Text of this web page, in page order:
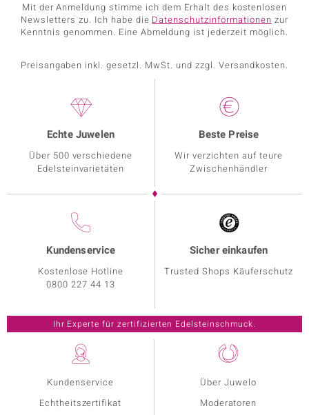
Mit der Anmeldung stimme ich dem Erhalt des kostenlosen
Newsletters zu. Ich habe die Datenschutzinformationen zur
Kenntnis genommen. Eine Abmeldung ist jederzeit möglich.
Preisangaben inkl. gesetzl. MwSt. und zzgl. Versandkosten.
Echte Juwelen
Über 500 verschiedene
Edelsteinvarietäten
Beste Preise
Wir verzichten auf teure
Zwischenhändler
Kundenservice
Kostenlose Hotline
0800 227 44 13
Sicher einkaufen
Trusted Shops Käuferschutz
Kundenservice
Echtheitszertifikat
Über Juwelo
Moderatoren